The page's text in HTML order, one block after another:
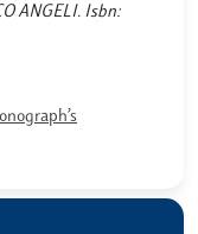
ANGELI. Isbn: